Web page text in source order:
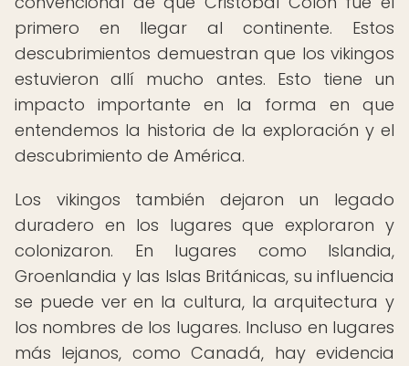
primero en llegar al continente. Estos
descubrimientos demuestran que los vikingos
estuvieron allí mucho antes. Esto tiene un
impacto importante en la forma en que
entendemos la historia de la exploración y el
descubrimiento de América.
Los vikingos también dejaron un legado
duradero en los lugares que exploraron y
colonizaron. En lugares como Islandia,
Groenlandia y las Islas Británicas, su influencia
se puede ver en la cultura, la arquitectura y
los nombres de los lugares. Incluso en lugares
más lejanos, como Canadá, hay evidencia